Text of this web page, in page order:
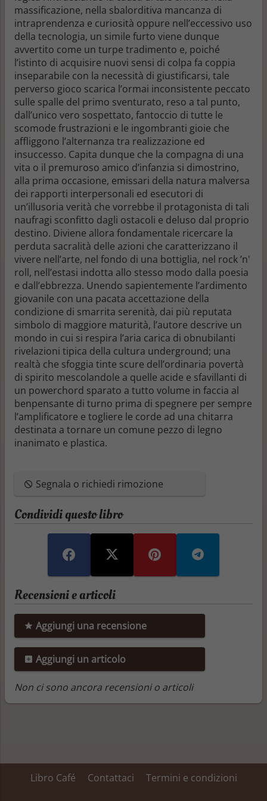
massificazione, nella sbalorditiva mancanza di
intraprendenza e curiosità oppure nell’eccessivo uso
della tecnologia, un simile furto viene dunque
avvertito come un turpe tradimento e, poiché
l’istinto di acquisire nuovi sensi di colpa fa coppia
inseparabile con la necessità di giustificarsi, tale
perverso gioco scarica l’ormai inconsistente peccato
sulle spalle del primo sventurato, reso a tal punto,
dall’unico vero sospettato, fantoccio di tutte le
scomode frustrazioni e le ingombranti gioie che
affliggono l’alternanza tra realizzazione ed
insuccesso. Capita dunque che la compagna di una
vita o il premuroso amico d’infanzia si dimostrino,
alla prima occasione, emissari della natura malversa
dei rapporti interpersonali ed esecutori di
un’illusoria verità che vorrebbe il protagonista di tali
naufragi sconfitto dagli ostacoli e deluso dal proprio
destino. Diviene allora fondamentale ricercare la
perduta sacralità delle azioni che caratterizzano il
vivere nell’arte, nel fondo di una bottiglia, nel rock ’n'
roll, nell’estasi indotta allo stesso modo dalla poesia
e dall’ebbrezza. Unendo sapientemente l’ardimento
giovanile con una pacata accettazione della
condizione di smarrita serenità, dai più reputata
simbolo di maggiore maturità, l’autore descrive un
mondo in cui si respira l’aria carica di obnubilanti
rivelazioni tipica della cultura underground; una
realtà che sfoggia tinte scure dell’ordinaria povertà
di spirito mescolandole a quelle acide e sfavillanti di
un powerchord sparato a tutto volume in faccia al
benpensante di turno prima di spegnere per sempre
l’amplificatore e togliere le corde ad una chitarra
destinata a tornare un comune pezzo di legno
inanimato e plastica.
Segnala o richiedi rimozione
Condividi questo libro
Recensioni e articoli
Aggiungi una recensione
Aggiungi un articolo
Non ci sono ancora recensioni o articoli
Libro Café Contattaci Termini e condizioni